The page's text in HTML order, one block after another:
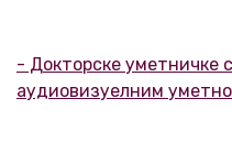
- Докторске уметничке
аудиовизуелним